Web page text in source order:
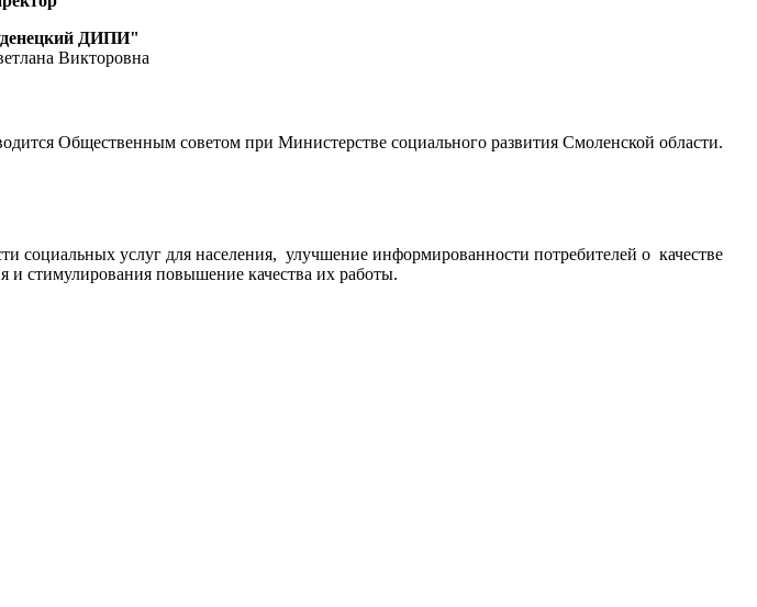
ДИПИ"
Викторовна
Общественным советом при Министерстве социального развития Смоленской области.
социальных услуг для населения, улучшение информированности потребителей о качестве
и стимулирования повышение качества их работы.